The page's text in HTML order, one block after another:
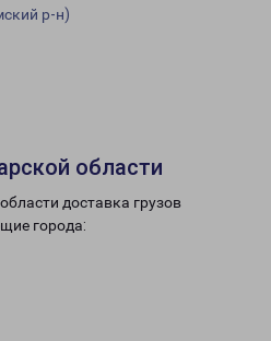
р-н)
области
доставка грузов
города: